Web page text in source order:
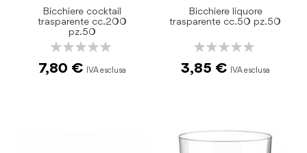
Bicchiere cocktail
trasparente cc.200
pz.50
Rating:
7,80 €
Bicchiere liquore
trasparente cc.50 pz.50
Rating:
3,85 €